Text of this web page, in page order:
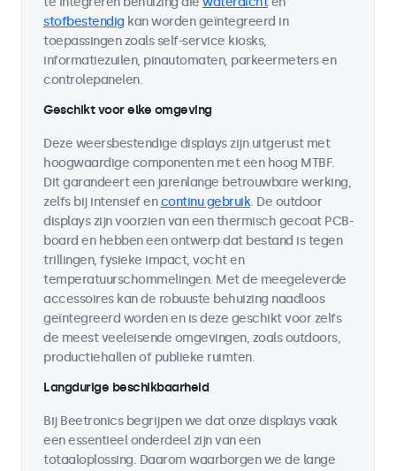
stofbestendig kan worden geïntegreerd in
toepassingen zoals self-service kiosks,
informatiezuilen, pinautomaten, parkeermeters en
controlepanelen.
Geschikt voor elke omgeving
Deze weersbestendige displays zijn uitgerust met
hoogwaardige componenten met een hoog MTBF.
Dit garandeert een jarenlange betrouwbare werking,
zelfs bij intensief encontinu gebruik. De outdoor
displays zijn voorzien van een thermisch gecoat PCB-
board en hebben een ontwerp dat bestand is tegen
trillingen, fysieke impact, vocht en
temperatuurschommelingen. Met de meegeleverde
accessoires kan de robuuste behuizing naadloos
geïntegreerd worden en is deze geschikt voor zelfs
de meest veeleisende omgevingen, zoals outdoors,
productiehallen of publieke ruimten.
Langdurige beschikbaarheid
Bij Beetronics begrijpen we dat onze displays vaak
een essentieel onderdeel zijn van een
totaaloplossing. Daarom waarborgen we de lange